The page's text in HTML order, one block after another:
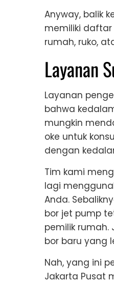
Anyway, balik
memiliki
rumah, ruko,
Layanan
Layanan
bahwa
mungkin
oke untuk
dengan
Tim kami
lagi
Anda.
bor jet pump
pemilik rumah.
bor baru yang
Nah, yang ini
Jakarta Pusat